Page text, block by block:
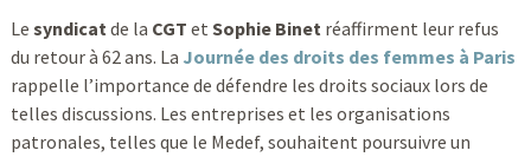
Le syndicatde la CGT et Sophie Binetréaffirment leur refus
du retour à 62 ans. La Journée des droits des femmes à Paris
rappelle l’importance de défendre les droits sociaux lors de
telles discussions. Les entreprises et les organisations
patronales, telles que le Medef, souhaitent poursuivre un